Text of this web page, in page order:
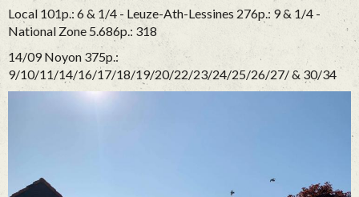
Local 101p.: 6 & 1/4 - Leuze-Ath-Lessines 276p.: 9 & 1/4 -
National Zone 5.686p.: 318
14/09 Noyon 375p.:
9/10/11/14/16/17/18/19/20/22/23/24/25/26/27/ & 30/34